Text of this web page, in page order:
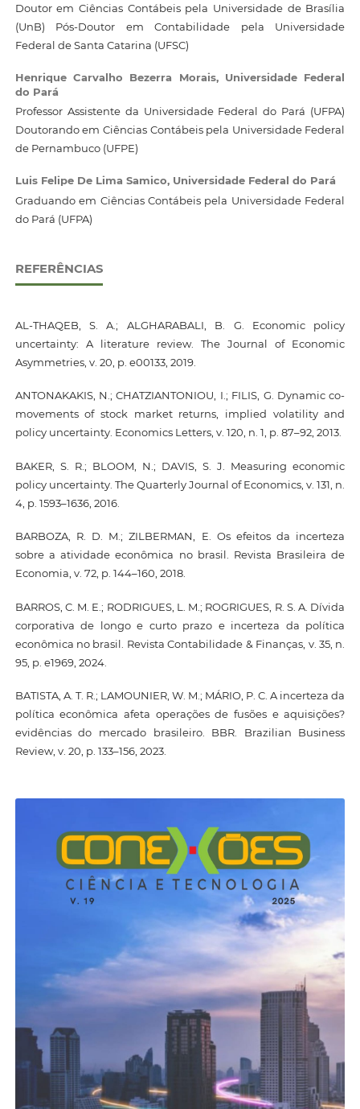
Doutor em Ciências Contábeis pela Universidade de Brasília
(UnB) Pós-Doutor em Contabilidade pela Universidade
Federal de Santa Catarina (UFSC)
Henrique Carvalho Bezerra Morais, Universidade Federal
do Pará
Professor Assistente da Universidade Federal do Pará (UFPA)
Doutorando em Ciências Contábeis pela Universidade Federal
de Pernambuco (UFPE)
Luis Felipe De Lima Samico, Universidade Federal do Pará
Graduando em Ciências Contábeis pela Universidade Federal
do Pará (UFPA)
REFERÊNCIAS
AL-THAQEB, S. A.; ALGHARABALI, B. G. Economic policy
uncertainty: A literature review. The Journal of Economic
Asymmetries, v. 20, p. e00133, 2019.
ANTONAKAKIS, N.; CHATZIANTONIOU, I.; FILIS, G. Dynamic co-
movements of stock market returns, implied volatility and
policy uncertainty. Economics Letters, v. 120, n. 1, p. 87–92, 2013.
BAKER, S. R.; BLOOM, N.; DAVIS, S. J. Measuring economic
policy uncertainty. The Quarterly Journal of Economics, v. 131, n.
4, p. 1593–1636, 2016.
BARBOZA, R. D. M.; ZILBERMAN, E. Os efeitos da incerteza
sobre a atividade econômica no brasil. Revista Brasileira de
Economia, v. 72, p. 144–160, 2018.
BARROS, C. M. E.; RODRIGUES, L. M.; ROGRIGUES, R. S. A. Dívida
corporativa de longo e curto prazo e incerteza da política
econômica no brasil. Revista Contabilidade & Finanças, v. 35, n.
95, p. e1969, 2024.
BATISTA, A. T. R.; LAMOUNIER, W. M.; MÁRIO, P. C. A incerteza da
política econômica afeta operações de fusões e aquisições?
evidências do mercado brasileiro. BBR. Brazilian Business
Review, v. 20, p. 133–156, 2023.